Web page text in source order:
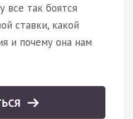
все так боятся
ставки, какой
и почему она нам